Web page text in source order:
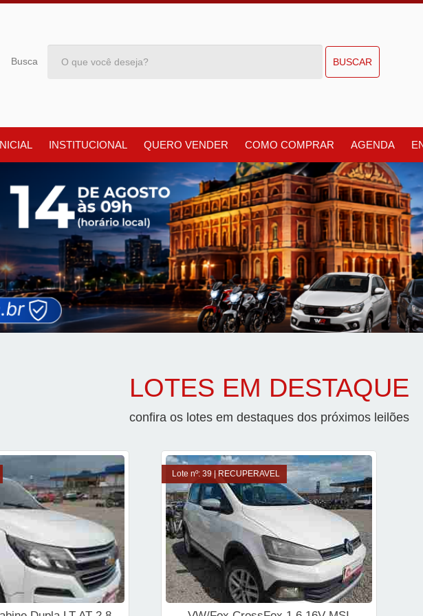
Busca BUSCAR
INSTITUCIONAL QUERO VENDER COMO COMPRAR AGENDA
LOTES EM DESTAQUE
confira os lotes em destaques dos próximos leilões
Lote nº: 39 | RECUPERAVEL